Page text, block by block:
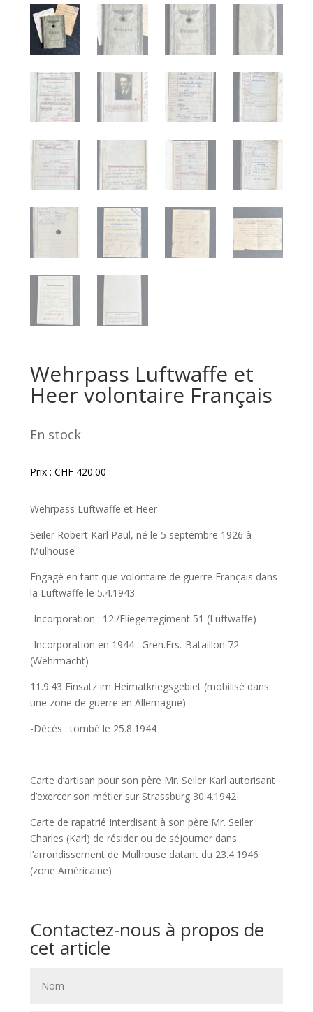
Wehrpass Luftwaffe et
Heer volontaire Français
En stock
Prix : CHF420.00
Wehrpass Luftwaffe et Heer
Seiler Robert Karl Paul, né le 5 septembre 1926 à
Mulhouse
Engagé en tant que volontaire de guerre Français dans
la Luftwaffe le 5.4.1943
-Incorporation : 12./Fliegerregiment 51 (Luftwaffe)
-Incorporation en 1944 : Gren.Ers.-Bataillon 72
(Wehrmacht)
11.9.43 Einsatz im Heimatkriegsgebiet (mobilisé dans
une zone de guerre en Allemagne)
-Décès : tombé le 25.8.1944
Carte d’artisan pour son père Mr. Seiler Karl autorisant
d’exercer son métier sur Strassburg 30.4.1942
Carte de rapatrié Interdisant à son père Mr. Seiler
Charles (Karl) de résider ou de séjourner dans
l’arrondissement de Mulhouse datant du 23.4.1946
(zone Américaine)
Contactez-nous à propos de
cet article